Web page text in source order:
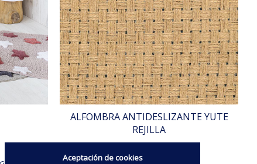
ALFOMBRA ANTIDESLIZANTE YUTE
REJILLA
Aceptación de cookies